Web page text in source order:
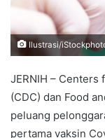
Ilustrasi/
JERNIH –
(CDC) dan Food
peluang
pertama vaksin